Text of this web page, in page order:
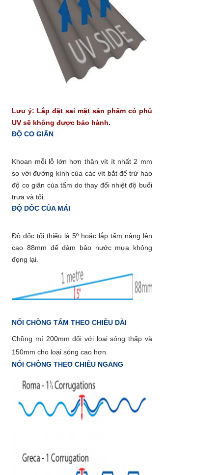
Lưu ý: Lắp đặt sai mặt sản phẩm có phủ
UV sẽ không được bảo hành.
ĐỘ CO GIÃN
Khoan mỗi lỗ lớn hơn thân vít ít nhất 2 mm
so với đường kính của các vít bắt để trừ hao
độ co giãn của tấm do thay đổi nhiệt độ buổi
trưa và tối.
ĐỘ DỐC CỦA MÁI
Độ dốc tối thiểu là 5º hoặc lắp tấm nâng lên
cao 88mm để đảm bảo nước mưa không
đọng lại.
NỐI CHỒNG TẤM THEO CHIỀU DÀI
Chồng mí 200mm đối với loại sóng thấp và
150mm cho loại sóng cao hơn.
NỐI CHỒNG THEO CHIỀU NGANG